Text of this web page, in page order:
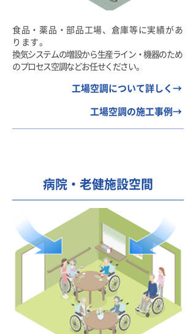
食品・薬品・部品工場、倉庫等に実績があ
ります。
換気システムの増設から生産ライン・機器のため
のプロセス空調などお任せください。
工場空調について詳しく→
工場空調の施工事例→
​病院・老健施設空間